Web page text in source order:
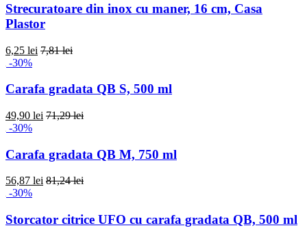
Strecuratoare din inox cu maner, 16 cm, Casa
Plastor
6,25 lei 7,81 lei
-30%
Carafa gradata QB S, 500 ml
49,90 lei 71,29 lei
-30%
Carafa gradata QB M, 750 ml
56,87 lei 81,24 lei
-30%
Storcator citrice UFO cu carafa gradata QB, 500 ml